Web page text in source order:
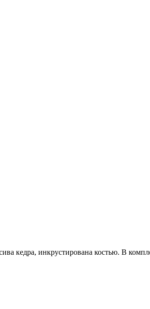
кедра, инкрустирована костью. В